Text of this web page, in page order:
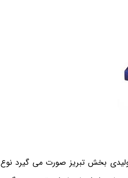
بخش تبریز صورت می گیرد نوع